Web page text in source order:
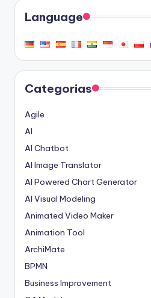
Language
Categorias
Agile
AI
AI Chatbot
AI Image Translator
AI Powered Chart Generator
AI Visual Modeling
Animated Video Maker
Animation Tool
ArchiMate
BPMN
Business Improvement